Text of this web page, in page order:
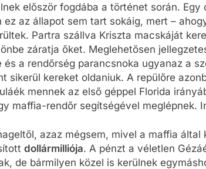
először fogdába a történet során. Egy
ez az állapot sem tart sokáig, mert –
Partra szállva Kriszta macskáját
záratja őket. Meglehetősen
a rendőrség parancsnoka ugyanaz a
sikerül kereket oldaniuk. A repülőre
mennek az első géppel Florida
maffia-rendőr segítségével meglépnek.
azaz mégsem, mivel a maffia
dollármilliója. A pénzt a véletlen
de bármilyen közel is kerülnek